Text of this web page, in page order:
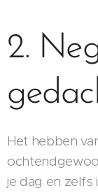
2.
Het hebben
je dag en